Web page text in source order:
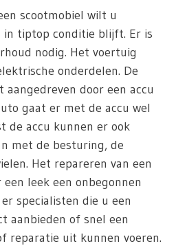
scootmobiel wilt u
tiptop conditie blijft. Er is
nodig. Het voertuig
onderdelen. De
door een accu
gaat er met de accu wel
de accu kunnen er ook
met de besturing, de
Het repareren van een
leek een onbegonnen
specialisten die u een
aanbieden of snel een
reparatie uit kunnen voeren.